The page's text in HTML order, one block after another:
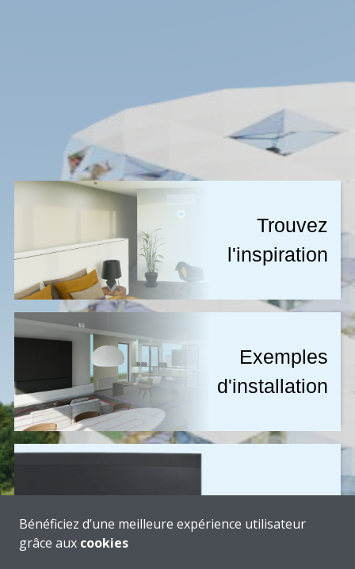
trouvez
l'inspiration
exemples
d'installation
Produits
Bénéficiez d’une meilleure expérience utilisateur
grâce aux cookies